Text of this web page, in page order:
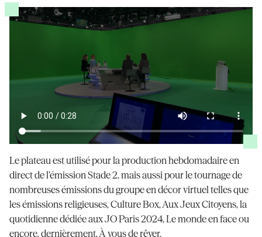
Le plateau est utilisé pour la production hebdomadaire en
direct de l’émission Stade 2, mais aussi pour le tournage de
nombreuses émissions du groupe en décor virtuel telles que
les émissions religieuses, Culture Box, Aux Jeux Citoyens, la
quotidienne dédiée aux JO Paris 2024, Le monde en face ou
encore, dernièrement, À vous de rêver.